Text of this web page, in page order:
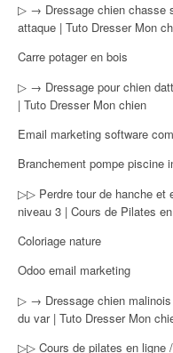
▷ → Dressage chien chasse
attaque | Tuto Dresser Mon
Carre potager en bois
▷ → Dressage pour chien
| Tuto Dresser Mon chien
Email marketing software
Branchement pompe piscine
▷▷ Perdre tour de hanche et
niveau 3 | Cours de Pilates
Coloriage nature
Odoo email marketing
▷ → Dressage chien
du var | Tuto Dresser Mon
▷▷ Cours de pilates en ligne